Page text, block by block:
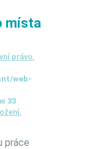
místa
právo,
web-
33
,
práce